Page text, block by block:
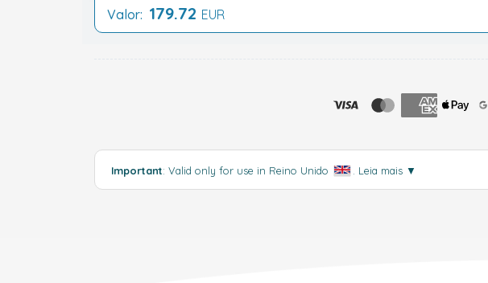
Valor: 179.72 EUR
Important: Valid only for use in Reino Unido Leia mais ▼